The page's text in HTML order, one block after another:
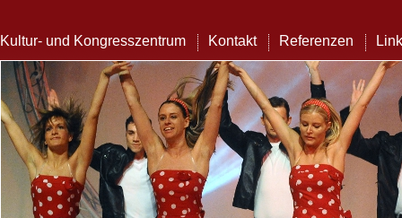
Kultur- und Kongresszentrum Kontakt Referenzen